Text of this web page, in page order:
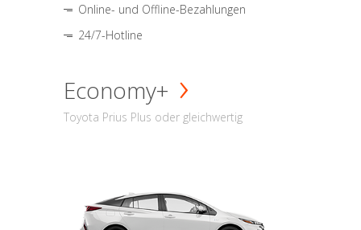
Online- und Offline-Bezahlungen
24/7-Hotline
Economy+
Toyota Prius Plus oder gleichwertig